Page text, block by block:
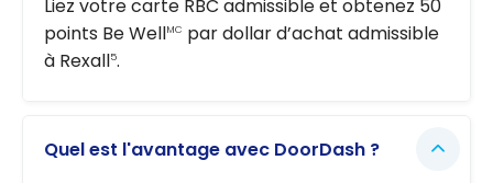
Liez votre carte RBC admissible et obtenez 50
points Be WellMC par dollar d’achat admissible
à Rexall5.
Quel est l'avantage avec DoorDash ?